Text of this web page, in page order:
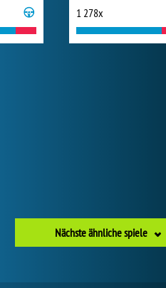
1 278x
Nächste ähnliche spiele